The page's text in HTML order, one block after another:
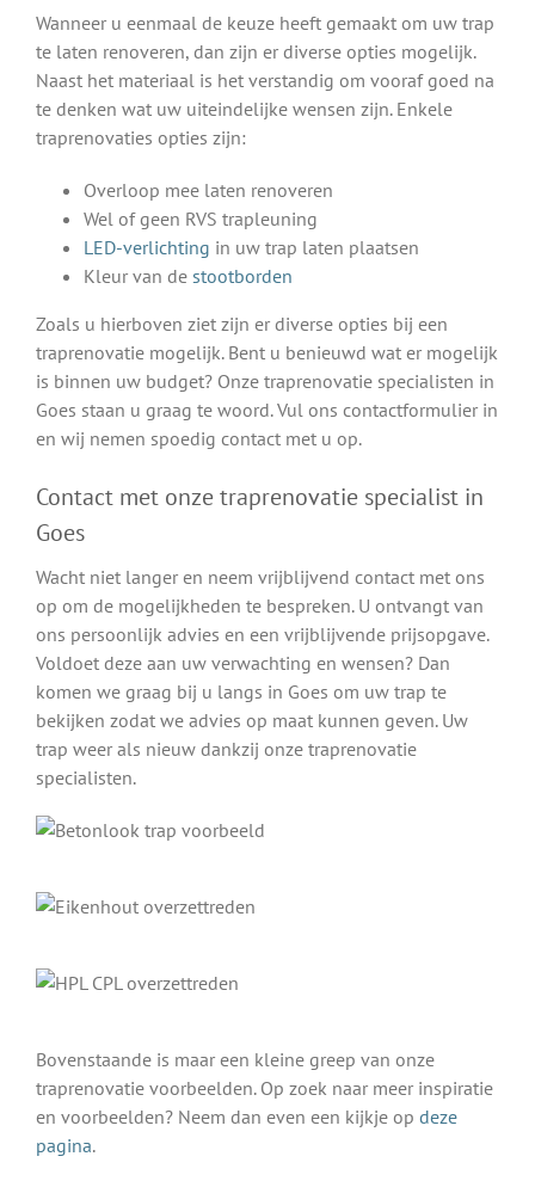
Wanneer u eenmaal de keuze heeft gemaakt om uw trap
te laten renoveren, dan zijn er diverse opties mogelijk.
Naast het materiaal is het verstandig om vooraf goed na
te denken wat uw uiteindelijke wensen zijn. Enkele
traprenovaties opties zijn:
Overloop mee laten renoveren
Wel of geen RVS trapleuning
LED-verlichting in uw trap laten plaatsen
Kleur van de stootborden
Zoals u hierboven ziet zijn er diverse opties bij een
traprenovatie mogelijk. Bent u benieuwd wat er mogelijk
is binnen uw budget? Onze traprenovatie specialisten in
Goes staan u graag te woord. Vul ons contactformulier in
en wij nemen spoedig contact met u op.
Contact met onze traprenovatie specialist in
Goes
Wacht niet langer en neem vrijblijvend contact met ons
op om de mogelijkheden te bespreken. U ontvangt van
ons persoonlijk advies en een vrijblijvende prijsopgave.
Voldoet deze aan uw verwachting en wensen? Dan
komen we graag bij u langs in Goes om uw trap te
bekijken zodat we advies op maat kunnen geven. Uw
trap weer als nieuw dankzij onze traprenovatie
specialisten.
Bovenstaande is maar een kleine greep van onze
traprenovatie voorbeelden. Op zoek naar meer inspiratie
en voorbeelden? Neem dan even een kijkje op deze
pagina.